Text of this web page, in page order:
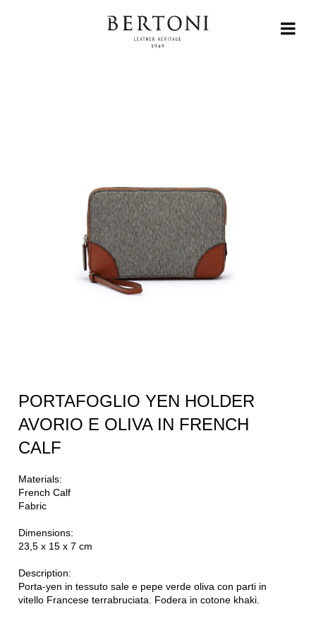
PORTAFOGLIO YEN HOLDER
AVORIO E OLIVA IN FRENCH
CALF
Materials:
French Calf
Fabric
Dimensions:
23,5 x 15 x 7 cm
Description:
Porta-yen in tessuto sale e pepe verde oliva con parti in
vitello Francese terrabruciata. Fodera in cotone khaki.